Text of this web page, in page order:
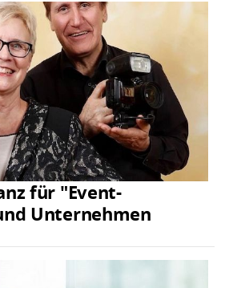
für "Event-
Unternehmen